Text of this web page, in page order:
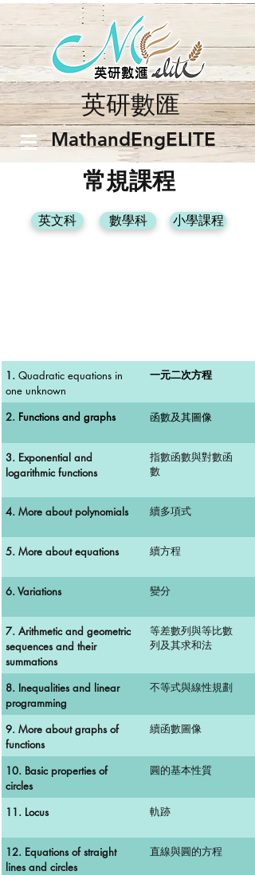
英研數匯
​MathandEngELITE
常規課程
英文科 數學科 小學課程
1. Quadratic equations in
one unknown
一元二次方程
2. Functions and graphs 函數及其圖像
3. Exponential and
logarithmic functions
指數函數與對數函
數
4. More about polynomials 續多項式
5. More about equations 續方程
6. Variations 變分
7. Arithmetic and geometric
sequences and their
summations
等差數列與等比數
列及其求和法
8. Inequalities and linear
programming
不等式與線性規劃
9. More about graphs of
functions
續函數圖像
10. Basic properties of
circles
圓的基本性質
11. Locus 軌跡
12. Equations of straight
lines and circles
直線與圓的方程